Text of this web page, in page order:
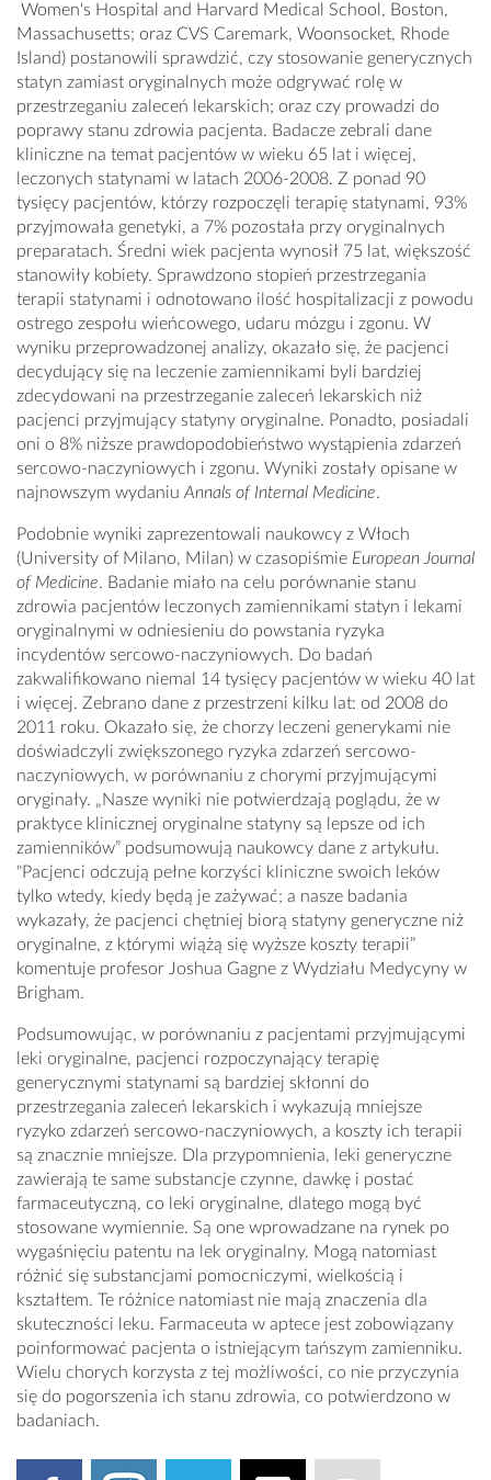
Women's Hospital and Harvard Medical School, Boston,
Massachusetts; oraz CVS Caremark, Woonsocket, Rhode
Island) postanowili sprawdzić, czy stosowanie generycznych
statyn zamiast oryginalnych może odgrywać rolę w
przestrzeganiu zaleceń lekarskich; oraz czy prowadzi do
poprawy stanu zdrowia pacjenta. Badacze zebrali dane
kliniczne na temat pacjentów w wieku 65 lat i więcej,
leczonych statynami w latach 2006-2008. Z ponad 90
tysięcy pacjentów, którzy rozpoczęli terapię statynami, 93%
przyjmowała genetyki, a 7% pozostała przy oryginalnych
preparatach. Średni wiek pacjenta wynosił 75 lat, większość
stanowiły kobiety. Sprawdzono stopień przestrzegania
terapii statynami i odnotowano ilość hospitalizacji z powodu
ostrego zespołu wieńcowego, udaru mózgu i zgonu. W
wyniku przeprowadzonej analizy, okazało się, że pacjenci
decydujący się na leczenie zamiennikami byli bardziej
zdecydowani na przestrzeganie zaleceń lekarskich niż
pacjenci przyjmujący statyny oryginalne. Ponadto, posiadali
oni o 8% niższe prawdopodobieństwo wystąpienia zdarzeń
sercowo-naczyniowych i zgonu. Wyniki zostały opisane w
najnowszym wydaniuAnnals of Internal Medicine.
Podobnie wyniki zaprezentowali naukowcy z Włoch
(University of Milano, Milan) w czasopiśmie European Journal
of Medicine. Badanie miało na celu porównanie stanu
zdrowia pacjentów leczonych zamiennikami statyn i lekami
oryginalnymi w odniesieniu do powstania ryzyka
incydentów sercowo-naczyniowych. Do badań
zakwalifikowano niemal 14 tysięcy pacjentów w wieku 40 lat
i więcej. Zebrano dane z przestrzeni kilku lat: od 2008 do
2011 roku. Okazało się, że chorzy leczeni generykami nie
doświadczyli zwiększonego ryzyka zdarzeń sercowo-
naczyniowych, w porównaniu z chorymi przyjmującymi
oryginały. „Nasze wyniki nie potwierdzają poglądu, że w
praktyce klinicznej oryginalne statyny są lepsze od ich
zamienników” podsumowują naukowcy dane z artykułu.
"Pacjenci odczują pełne korzyści kliniczne swoich leków
tylko wtedy, kiedy będą je zażywać; a nasze badania
wykazały, że pacjenci chętniej biorą statyny generyczne niż
oryginalne, z którymi wiążą się wyższe koszty terapii”
komentuje profesor Joshua Gagne z Wydziału Medycyny w
Brigham.
Podsumowując, w porównaniu z pacjentami przyjmującymi
leki oryginalne, pacjenci rozpoczynający terapię
generycznymi statynami są bardziej skłonni do
przestrzegania zaleceń lekarskich i wykazują mniejsze
ryzyko zdarzeń sercowo-naczyniowych, a koszty ich terapii
są znacznie mniejsze. Dla przypomnienia, leki generyczne
zawierają te same substancje czynne, dawkę i postać
farmaceutyczną, co leki oryginalne, dlatego mogą być
stosowane wymiennie. Są one wprowadzane na rynek po
wygaśnięciu patentu na lek oryginalny. Mogą natomiast
różnić się substancjami pomocniczymi, wielkością i
kształtem. Te różnice natomiast nie mają znaczenia dla
skuteczności leku. Farmaceuta w aptece jest zobowiązany
poinformować pacjenta o istniejącym tańszym zamienniku.
Wielu chorych korzysta z tej możliwości, co nie przyczynia
się do pogorszenia ich stanu zdrowia, co potwierdzono w
badaniach.